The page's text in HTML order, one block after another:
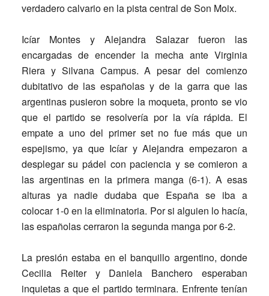
verdadero calvario en la pista central de Son Moix.
Icíar Montes y Alejandra Salazar fueron las
encargadas de encender la mecha ante Virginia
Riera y Silvana Campus. A pesar del comienzo
dubitativo de las españolas y de la garra que las
argentinas pusieron sobre la moqueta, pronto se vio
que el partido se resolvería por la vía rápida. El
empate a uno del primer set no fue más que un
espejismo, ya que Icíar y Alejandra empezaron a
desplegar su pádel con paciencia y se comieron a
las argentinas en la primera manga (6-1). A esas
alturas ya nadie dudaba que España se iba a
colocar 1-0 en la eliminatoria. Por si alguien lo hacía,
las españolas cerraron la segunda manga por 6-2.
La presión estaba en el banquillo argentino, donde
Cecilia Reiter y Daniela Banchero esperaban
inquietas a que el partido terminara. Enfrente tenían